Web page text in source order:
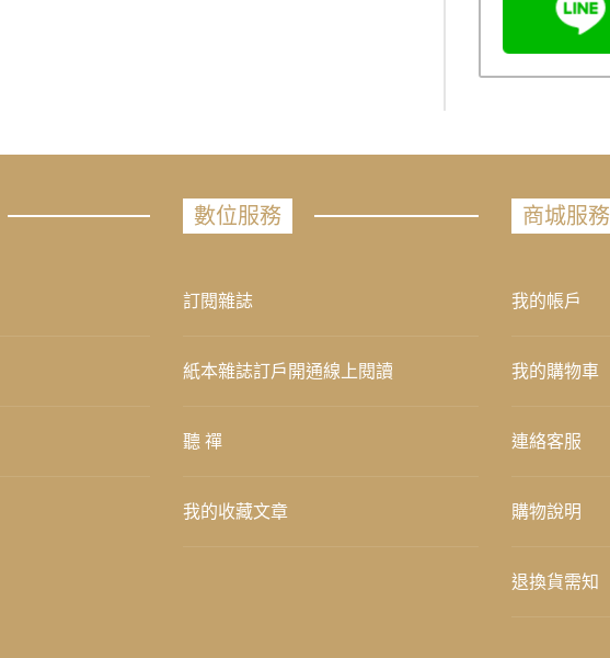
數位服務
訂閱雜誌
紙本雜誌訂戶開通線上閱讀
聽 禪
我的收藏文章
商城服務
我的帳戶
我的購物車
連絡客服
購物說明
退換貨需知